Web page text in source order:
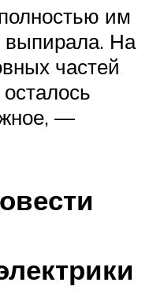
им
выпирала. На
частей
—